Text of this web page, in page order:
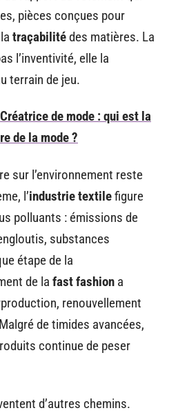
pièces conçues pour
traçabilitédes matières. La
l’inventivité, elle la
terrain de jeu.
Créatrice de mode : qui est la
de la mode ?
sur l’environnement reste
l’industrie textilefigure
polluants : émissions de
substances
étape de la
de la fast fashion a
renouvellement
de timides avancées,
continue de peser
d’autres chemins.